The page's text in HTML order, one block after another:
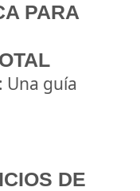
PARA
Una guía
DE